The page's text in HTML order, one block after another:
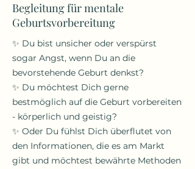
Begleitung für mentale
Geburtsvorbereitung
✨ Du bist unsicher oder verspürst
sogar Angst, wenn Du an die
bevorstehende Geburt denkst?
✨ Du möchtest Dich gerne
bestmöglich auf die Geburt vorbereiten
- körperlich und geistig?
✨ Oder Du fühlst Dich überflutet von
den Informationen, die es am Markt
gibt und möchtest bewährte Methoden